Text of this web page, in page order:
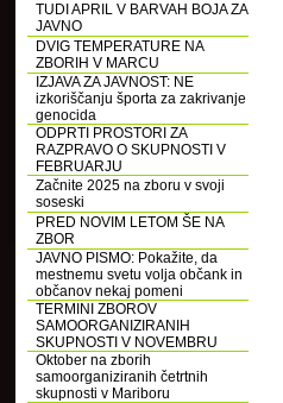
TUDI APRIL V BARVAH BOJA ZA
JAVNO
DVIG TEMPERATURE NA
ZBORIH V MARCU
IZJAVA ZA JAVNOST: NE
izkoriščanju športa za zakrivanje
genocida
ODPRTI PROSTORI ZA
RAZPRAVO O SKUPNOSTI V
FEBRUARJU
Začnite 2025 na zboru v svoji
soseski
PRED NOVIM LETOM ŠE NA
ZBOR
JAVNO PISMO: Pokažite, da
mestnemu svetu volja občank in
občanov nekaj pomeni
TERMINI ZBOROV
SAMOORGANIZIRANIH
SKUPNOSTI V NOVEMBRU
Oktober na zborih
samoorganiziranih četrtnih
skupnosti v Mariboru